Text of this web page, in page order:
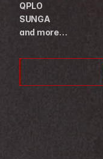
QPLO
SUNGA
and more…